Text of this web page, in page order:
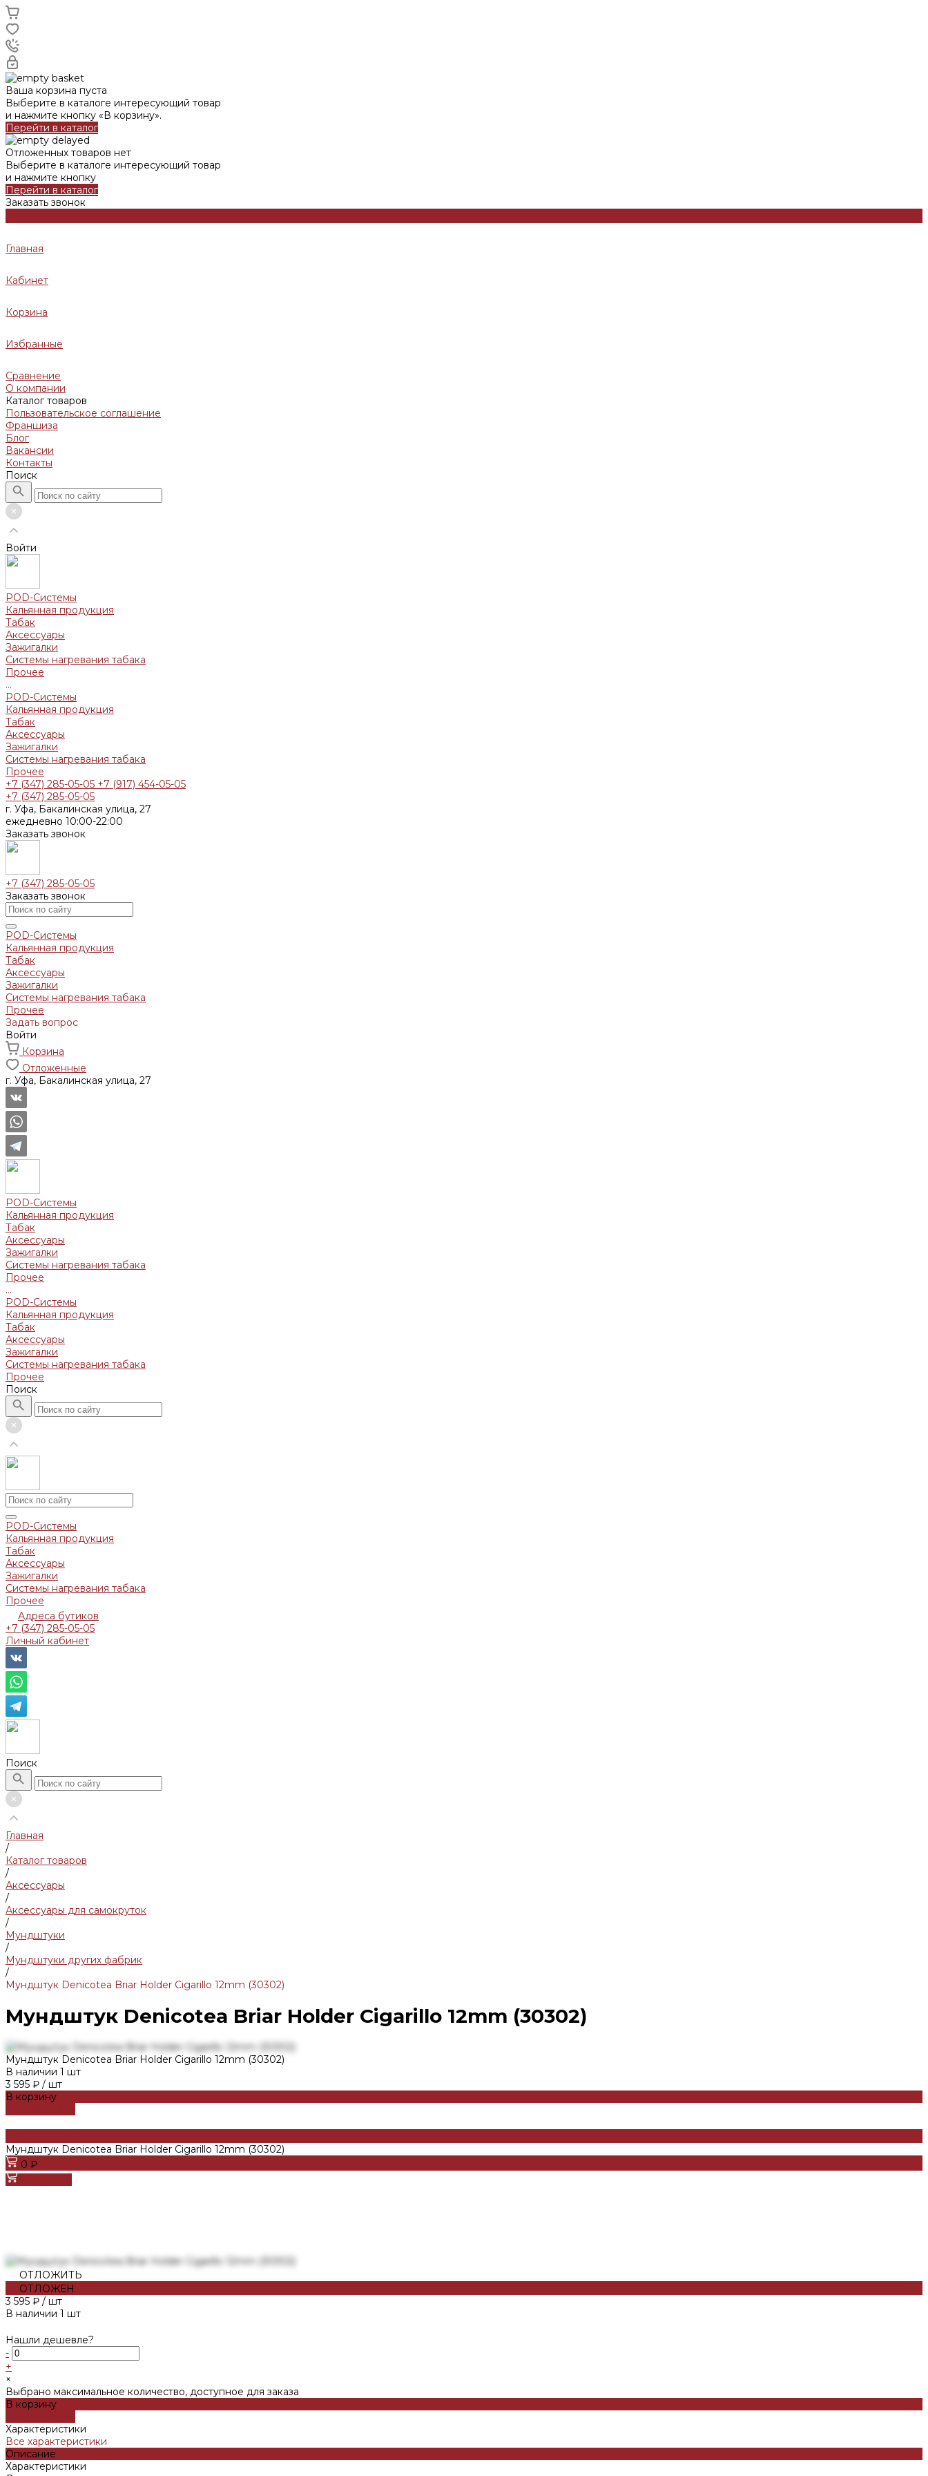
Ваша корзина пуста
Выберите в каталоге интересующий товар
и нажмите кнопку «В корзину».
Перейти в каталог
Отложенных товаров нет
Выберите в каталоге интересующий товар
и нажмите кнопку
Перейти в каталог
Заказать звонок
Главная
Кабинет
Корзина
Избранные
Сравнение
О компании
Каталог товаров
Пользовательское соглашение
Франшиза
Блог
Вакансии
Контакты
Поиск
Войти
POD-Системы
Кальянная продукция
Табак
Аксессуары
Зажигалки
Системы нагревания табака
Прочее
...
POD-Системы
Кальянная продукция
Табак
Аксессуары
Зажигалки
Системы нагревания табака
Прочее
+7 (347) 285-05-05 +7 (917) 454-05-05
+7 (347) 285-05-05
г. Уфа, Бакалинская улица, 27
ежедневно 10:00-22:00
Заказать звонок
+7 (347) 285-05-05
Заказать звонок
POD-Системы
Кальянная продукция
Табак
Аксессуары
Зажигалки
Системы нагревания табака
Прочее
Задать вопрос
Войти
Корзина
Отложенные
г. Уфа, Бакалинская улица, 27
POD-Системы
Кальянная продукция
Табак
Аксессуары
Зажигалки
Системы нагревания табака
Прочее
...
POD-Системы
Кальянная продукция
Табак
Аксессуары
Зажигалки
Системы нагревания табака
Прочее
Поиск
POD-Системы
Кальянная продукция
Табак
Аксессуары
Зажигалки
Системы нагревания табака
Прочее
Адреса бутиков
+7 (347) 285-05-05
Личный кабинет
Поиск
Главная
/
Каталог товаров
/
Аксессуары
/
Аксессуары для самокруток
/
Мундштуки
/
Мундштуки других фабрик
/
Мундштук Denicotea Briar Holder Cigarillo 12mm (30302)
Мундштук Denicotea Briar Holder Cigarillo 12mm (30302)
Мундштук Denicotea Briar Holder Cigarillo 12mm (30302)
В наличии 1 шт
3 595 ₽ / шт
В корзину
Мундштук Denicotea Briar Holder Cigarillo 12mm (30302)
0 ₽
ОТЛОЖИТЬ
ОТЛОЖЕН
3 595 ₽ / шт
В наличии 1 шт
Нашли дешевле?
-
+
×
Выбрано максимальное количество, доступное для заказа
В корзину
Характеристики
Все характеристики
Описание
Характеристики